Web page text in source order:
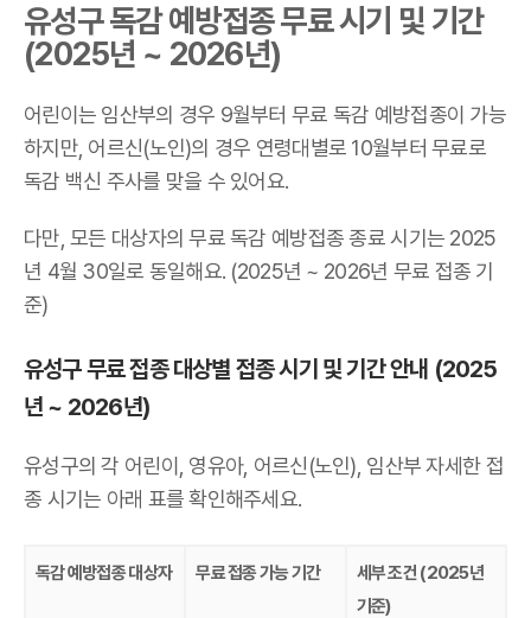
유성구 독감 예방접종 무료 시기 및 기간
(2025년 ~ 2026년)
어린이는 임산부의 경우 9월부터 무료 독감 예방접종이 가능
하지만, 어르신(노인)의 경우 연령대별로 10월부터 무료로
독감 백신 주사를 맞을 수 있어요.
다만, 모든 대상자의 무료 독감 예방접종 종료 시기는 2025
년 4월 30일로 동일해요. (2025년 ~ 2026년 무료 접종 기
준)
유성구 무료 접종 대상별 접종 시기 및 기간 안내 (2025
년 ~ 2026년)
유성구의 각 어린이, 영유아, 어르신(노인), 임산부 자세한 접
종 시기는 아래 표를 확인해주세요.
독감 예방접종 대상자 무료 접종 가능 기간
세부 조건 (2025년
기준)